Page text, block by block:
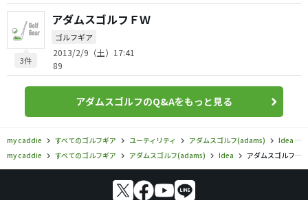
3件
アダムスゴルフＦＷ
ゴルフギア
2013/2/9（土）17:41
89
アダムスゴルフのQ&Aをもっと見る
my caddie すべてのゴルフギア ユーティリティ アダムスゴルフ(adams) Idea
my caddie
すべてのゴルフギア アダムスゴルフ(adams) Idea アダムスゴルフ／Idea／Idea ハイブリッドの口コミ評価